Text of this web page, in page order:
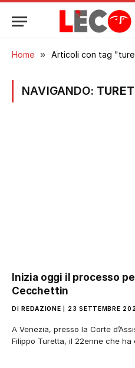
Home » Articoli con tag
NAVIGANDO:
Inizia oggi il processo
Cecchettin
DI REDAZIONE 23 SETTEMBRE
A Venezia, presso la Corte
Filippo Turetta, il 22enne che ha